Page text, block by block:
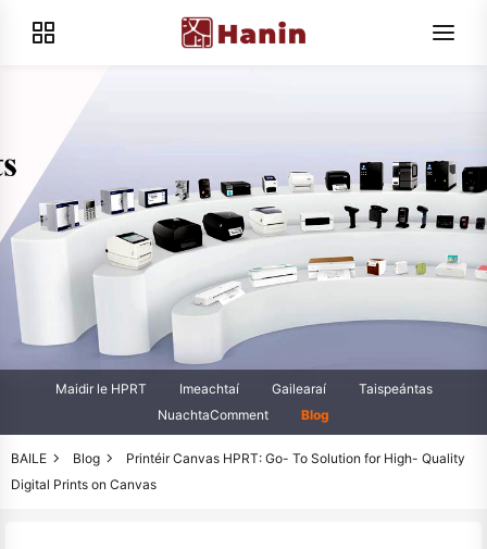
Maidir le HPRT Imeachtaí Gailearaí
Taispeántas
NuachtaComment
Blog
BAILE Blog
Printéir Canvas HPRT: Go- To Solution for High- Quality
Digital Prints on Canvas